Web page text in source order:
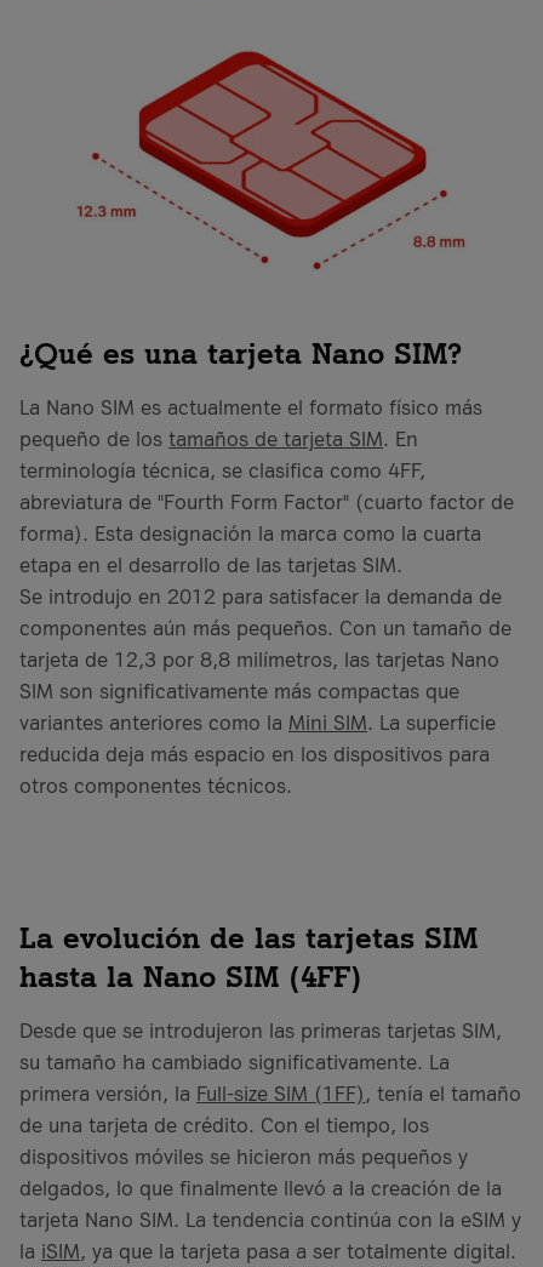
¿Qué es una tarjeta Nano SIM?
La Nano SIM es actualmente el formato físico más
pequeño de los tamaños de tarjeta SIM. En
terminología técnica, se clasifica como 4FF,
abreviatura de "Fourth Form Factor" (cuarto factor de
forma). Esta designación la marca como la cuarta
etapa en el desarrollo de las tarjetas SIM.
Se introdujo en 2012 para satisfacer la demanda de
componentes aún más pequeños. Con un tamaño de
tarjeta de 12,3 por 8,8 milímetros, las tarjetas Nano
SIM son significativamente más compactas que
variantes anteriores como la Mini SIM. La superficie
reducida deja más espacio en los dispositivos para
otros componentes técnicos.
La evolución de las tarjetas SIM
hasta la Nano SIM (4FF)
Desde que se introdujeron las primeras tarjetas SIM,
su tamaño ha cambiado significativamente. La
primera versión, la Full-size SIM (1FF), tenía el tamaño
de una tarjeta de crédito. Con el tiempo, los
dispositivos móviles se hicieron más pequeños y
delgados, lo que finalmente llevó a la creación de la
tarjeta Nano SIM. La tendencia continúa con la eSIM y
la iSIM, ya que la tarjeta pasa a ser totalmente digital.